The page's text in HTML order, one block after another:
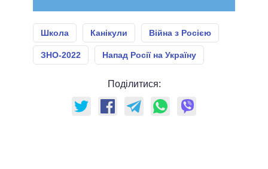
Школа Канікули Війна з Росією
ЗНО-2022 Напад Росії на Україну
Поділитися: